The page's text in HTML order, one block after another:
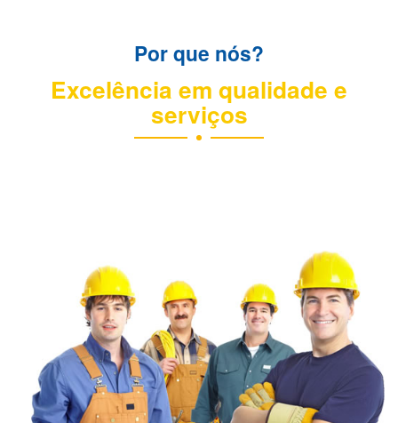
Por que nós?
Excelência em qualidade e
serviços